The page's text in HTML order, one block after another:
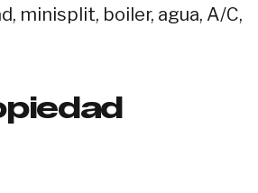
minisplit, boiler, agua, A/C,